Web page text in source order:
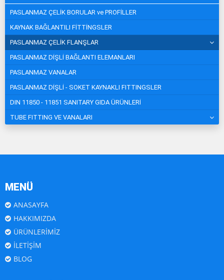
PASLANMAZ ÇELİK BORULAR ve PROFİLLER
KAYNAK BAĞLANTILI FİTTİNGSLER
PASLANMAZ ÇELİK FLANŞLAR
PASLANMAZ DİŞLİ BAĞLANTI ELEMANLARI
PASLANMAZ VANALAR
PASLANMAZ DİŞLİ - SOKET KAYNAKLI FITTINGSLER
DIN 11850 - 11851 SANITARY GIDA ÜRÜNLERİ
TUBE FITTING VE VANALARI
MENÜ
ANASAYFA
HAKKIMIZDA
ÜRÜNLERİMİZ
İLETİŞİM
BLOG